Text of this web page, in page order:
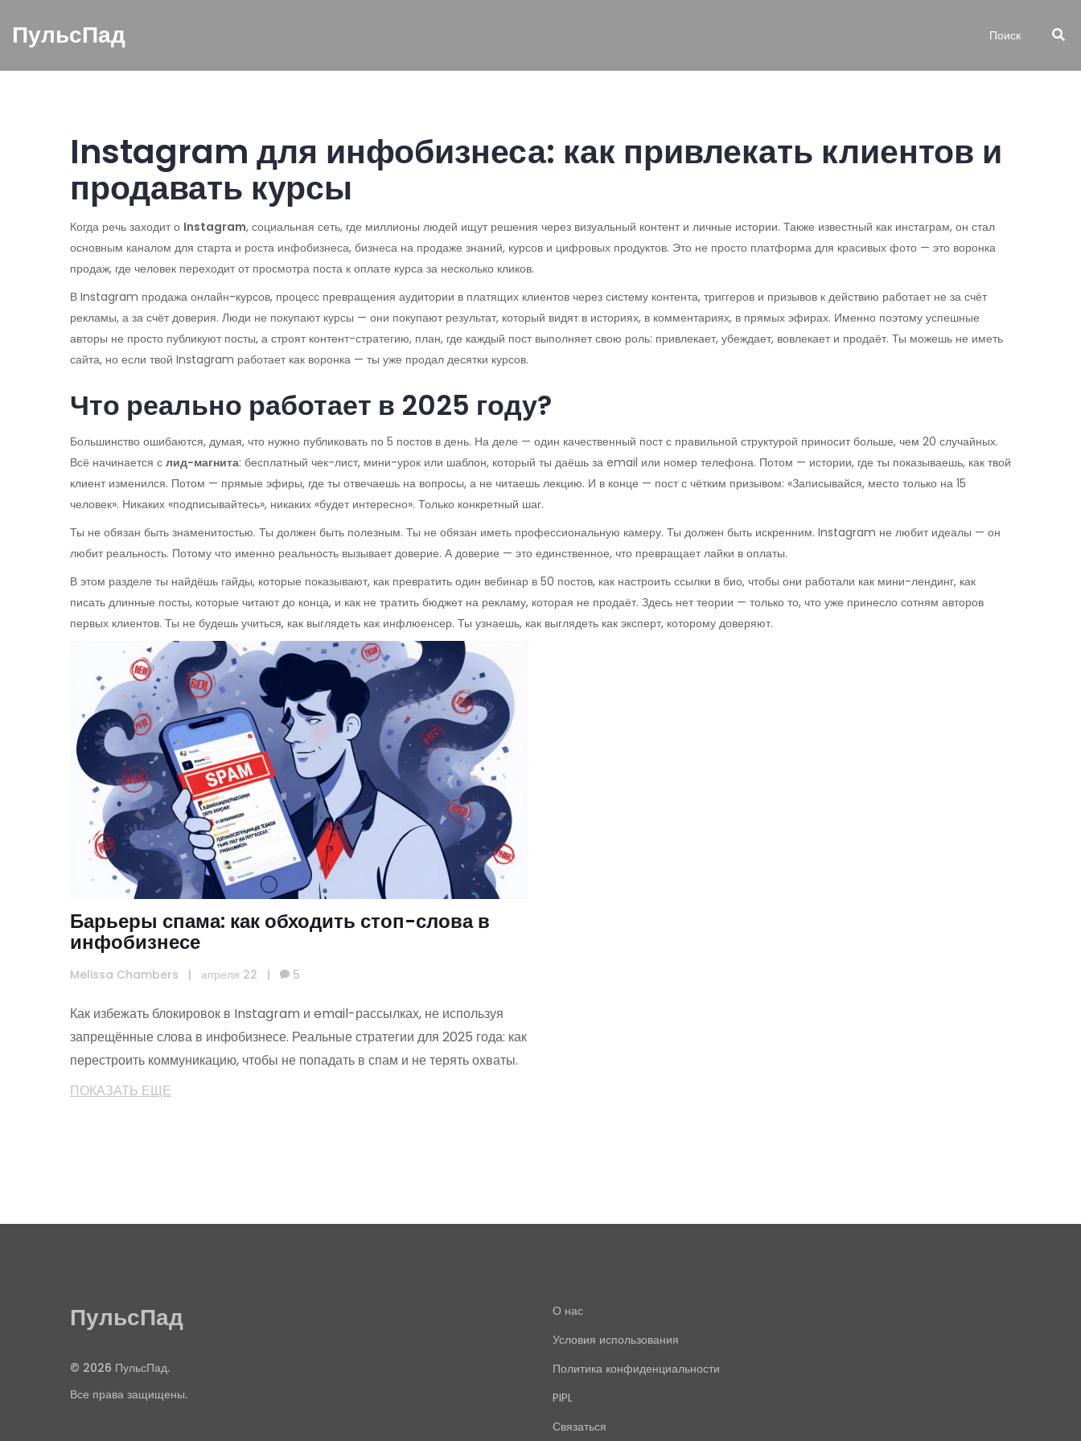
ПульсПад
Instagram для инфобизнеса: как привлекать клиентов и
продавать курсы
Когда речь заходит о Instagram, социальная сеть, где миллионы людей ищут решения через визуальный контент и личные истории. Также известный как инстаграм, он стал
основным каналом для старта и роста инфобизнеса, бизнеса на продаже знаний, курсов и цифровых продуктов. Это не просто платформа для красивых фото — это воронка
продаж, где человек переходит от просмотра поста к оплате курса за несколько кликов.
В Instagram продажа онлайн-курсов, процесс превращения аудитории в платящих клиентов через систему контента, триггеров и призывов к действию работает не за счёт
рекламы, а за счёт доверия. Люди не покупают курсы — они покупают результат, который видят в историях, в комментариях, в прямых эфирах. Именно поэтому успешные
авторы не просто публикуют посты, а строят контент-стратегию, план, где каждый пост выполняет свою роль: привлекает, убеждает, вовлекает и продаёт. Ты можешь не иметь
сайта, но если твой Instagram работает как воронка — ты уже продал десятки курсов.
Что реально работает в 2025 году?
Большинство ошибаются, думая, что нужно публиковать по 5 постов в день. На деле — один качественный пост с правильной структурой приносит больше, чем 20 случайных.
Всё начинается с лид-магнита: бесплатный чек-лист, мини-урок или шаблон, который ты даёшь за email или номер телефона. Потом — истории, где ты показываешь, как твой
клиент изменился. Потом — прямые эфиры, где ты отвечаешь на вопросы, а не читаешь лекцию. И в конце — пост с чётким призывом: «Записывайся, место только на 15
человек». Никаких «подписывайтесь», никаких «будет интересно». Только конкретный шаг.
Ты не обязан быть знаменитостью. Ты должен быть полезным. Ты не обязан иметь профессиональную камеру. Ты должен быть искренним. Instagram не любит идеалы — он
любит реальность. Потому что именно реальность вызывает доверие. А доверие — это единственное, что превращает лайки в оплаты.
В этом разделе ты найдёшь гайды, которые показывают, как превратить один вебинар в 50 постов, как настроить ссылки в био, чтобы они работали как мини-лендинг, как
писать длинные посты, которые читают до конца, и как не тратить бюджет на рекламу, которая не продаёт. Здесь нет теории — только то, что уже принесло сотням авторов
первых клиентов. Ты не будешь учиться, как выглядеть как инфлюенсер. Ты узнаешь, как выглядеть как эксперт, которому доверяют.
Барьеры спама: как обходить стоп-слова в
инфобизнесе
Melissa Chambers | апреля 22 | 5
Как избежать блокировок в Instagram и email-рассылках, не используя
запрещённые слова в инфобизнесе. Реальные стратегии для 2025 года: как
перестроить коммуникацию, чтобы не попадать в спам и не терять охваты.
ПОКАЗАТЬ ЕЩЕ
ПульсПад
© 2026 ПульсПад.
Все права защищены.
О нас
Условия использования
Политика конфиденциальности
PIPL
Связаться